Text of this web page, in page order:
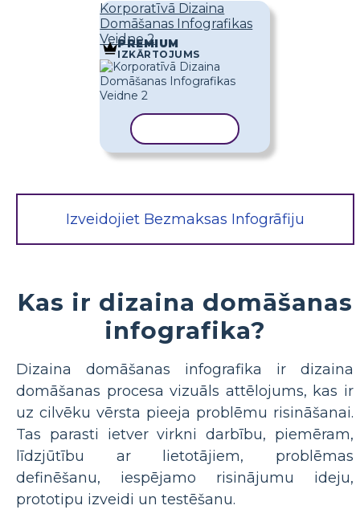
Korporatīvā Dizaina
Domāšanas Infografikas
Veidne 2
PREMIUM
IZKĀRTOJUMS
Izveidojiet Bezmaksas Infogrāfiju
Kas ir dizaina domāšanas
infografika?
Dizaina domāšanas infografika ir dizaina
domāšanas procesa vizuāls attēlojums, kas ir
uz cilvēku vērsta pieeja problēmu risināšanai.
Tas parasti ietver virkni darbību, piemēram,
līdzjūtību ar lietotājiem, problēmas
definēšanu, iespējamo risinājumu ideju,
prototipu izveidi un testēšanu.